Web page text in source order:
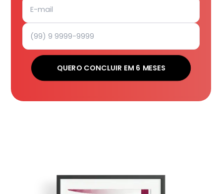
QUERO CONCLUIR EM 6 MESES